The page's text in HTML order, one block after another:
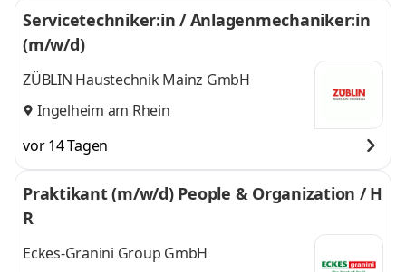
Servicetechniker:in / Anlagenmechaniker:in
(m/w/d)
ZÜBLIN Haustechnik Mainz GmbH
Ingelheim am Rhein
vor 14 Tagen
Praktikant (m/w/d) People & Organization / H
R
Eckes-Granini Group GmbH